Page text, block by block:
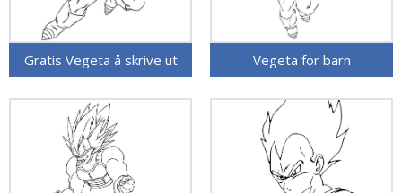
Gratis Vegeta å skrive ut Vegeta for barn